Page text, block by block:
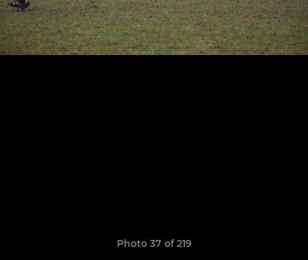
Photo 37 of 219